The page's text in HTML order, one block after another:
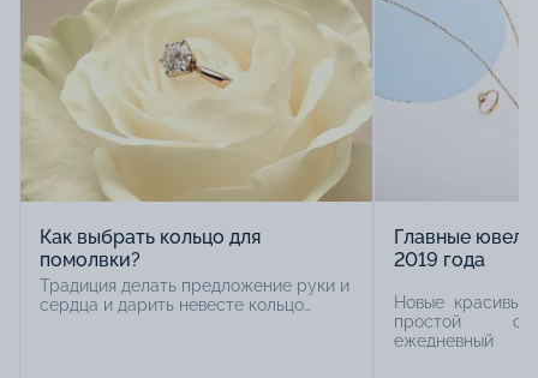
Как выбрать кольцо для
помолвки?
Традиция делать предложение руки и
сердца и дарить невесте кольцо
Главные
2019 года
Новые
простой
ежедневный